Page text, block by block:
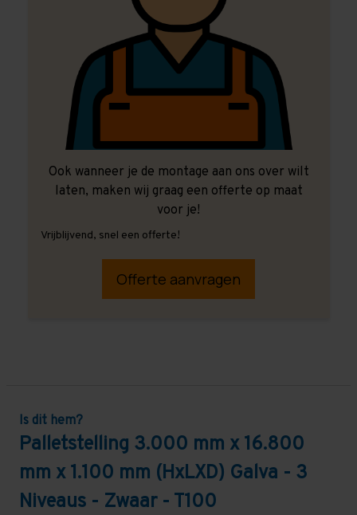
Ook wanneer je de montage aan ons over wilt
laten, maken wij graag een offerte op maat
voor je!
Vrijblijvend, snel een offerte!
Offerte aanvragen
Is dit hem?
Palletstelling 3.000 mm x 16.800
mm x 1.100 mm (HxLXD) Galva - 3
Niveaus - Zwaar - T100